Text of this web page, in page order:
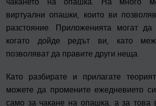
чакането на опашка. На много
виртуални опашки, които ви
разстояние. Приложенията могат
когато дойде редът ви, като
позволяват да правите други неща.
Като разбирате и прилагате
можете да промените ежедневието
само за чакане на опашка, а за това